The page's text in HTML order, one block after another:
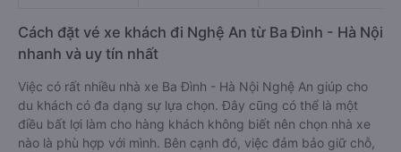
Cách đặt vé xe khách đi Nghệ An từ Ba Đình - Hà Nội
nhanh và uy tín nhất
Việc có rất nhiều nhà xe Ba Đình - Hà Nội Nghệ An giúp cho
du khách có đa dạng sự lựa chọn. Đây cũng có thể là một
điều bất lợi làm cho hàng khách không biết nên chọn nhà xe
nào là phù hợp với mình. Bên cạnh đó, việc đảm bảo giữ chỗ,